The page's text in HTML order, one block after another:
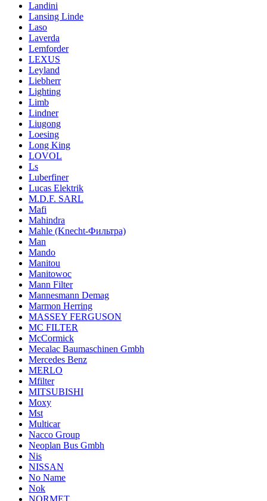
Landini
Lansing Linde
Laso
Laverda
Lemforder
LEXUS
Leyland
Liebherr
Lighting
Limb
Lindner
Liugong
Loesing
Long King
LOVOL
Ls
Luberfiner
Lucas Elektrik
M.D.F. SARL
Mafi
Mahindra
Mahle (Knecht-Фильтра)
Man
Mando
Manitou
Manitowoc
Mann Filter
Mannesmann Demag
Marmon Herring
MASSEY FERGUSON
MC FILTER
McCormick
Mecalac Baumaschinen Gmbh
Mercedes Benz
MERLO
Mfilter
MITSUBISHI
Moxy
Mst
Multicar
Nacco Group
Neoplan Bus Gmbh
Nis
NISSAN
No Name
Nok
NORMET